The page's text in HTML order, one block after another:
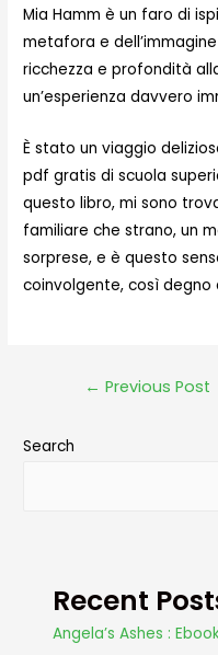
Mia Hamm è un faro di
metafora e
ricchezza e profondità
un’esperienza davvero
È stato un viaggio
pdf gratis di scuola
questo libro, mi sono
familiare che strano, un
sorprese, e è questo
coinvolgente, così degno
← Previous Post
Search
Recent
Angela’s Ashes :